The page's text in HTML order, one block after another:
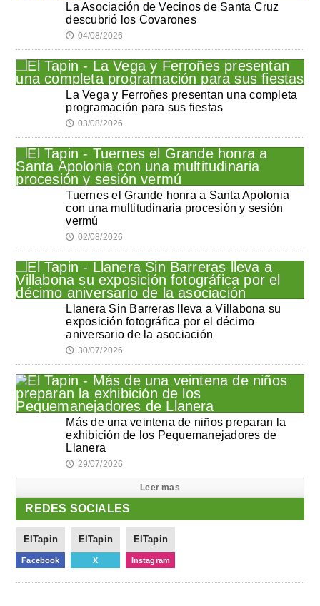
La Asociación de Vecinos de Santa Cruz
descubrió los Covarones
🕔 04/08/2026
La Vega y Ferroñes presentan una completa
programación para sus fiestas
🕔 03/08/2026
Tuernes el Grande honra a Santa Apolonia
con una multitudinaria procesión y sesión
vermú
🕔 02/08/2026
Llanera Sin Barreras lleva a Villabona su
exposición fotográfica por el décimo
aniversario de la asociación
🕔 30/07/2026
Más de una veintena de niños preparan la
exhibición de los Pequemanejadores de
Llanera
🕔 29/07/2026
Leer mas
REDES SOCIALES
ElTapin
Facebook
ElTapin
X
ElTapin
Instagram